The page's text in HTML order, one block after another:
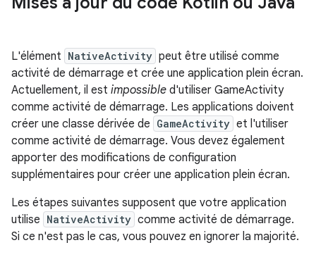
L'élément NativeActivity peut être utilisé comme
activité de démarrage et crée une application plein écran.
Actuellement, il est impossible d'utiliser GameActivity
comme activité de démarrage. Les applications doivent
créer une classe dérivée de GameActivity et l'utiliser
comme activité de démarrage. Vous devez également
apporter des modifications de configuration
supplémentaires pour créer une application plein écran.
Les étapes suivantes supposent que votre application
utilise NativeActivity comme activité de démarrage.
Si ce n'est pas le cas, vous pouvez en ignorer la majorité.